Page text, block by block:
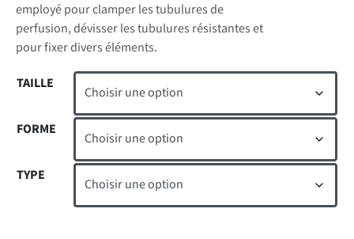
employé pour clamper les tubulures de
perfusion, dévisser les tubulures résistantes et
pour fixer divers éléments.
TAILLE
FORME
TYPE